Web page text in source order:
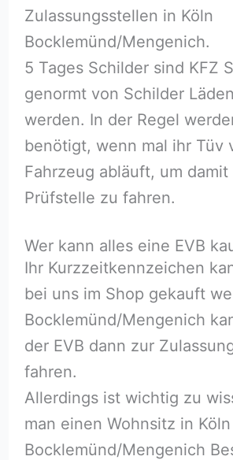
Zulassungsstellen in Köln
Bocklemünd/Mengenich.
5 Tages Schilder sind KFZ
genormt von Schilder
werden. In der Regel
benötigt, wenn mal ihr Tüv
Fahrzeug abläuft, um damit
Prüfstelle zu fahren.
Wer kann alles eine EVB
Ihr Kurzzeitkennzeichen
bei uns im Shop gekauft
Bocklemünd/Mengenich
der EVB dann zur
fahren.
Allerdings ist wichtig zu
man einen Wohnsitz in Köln
Bocklemünd/Mengenich